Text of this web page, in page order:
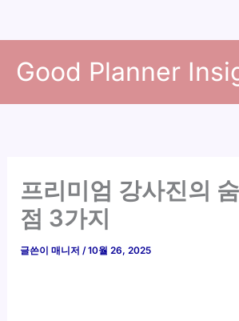
Good Planner
프리미엄 강사진의
점 3가지
글쓴이매니저/10월 26, 2025